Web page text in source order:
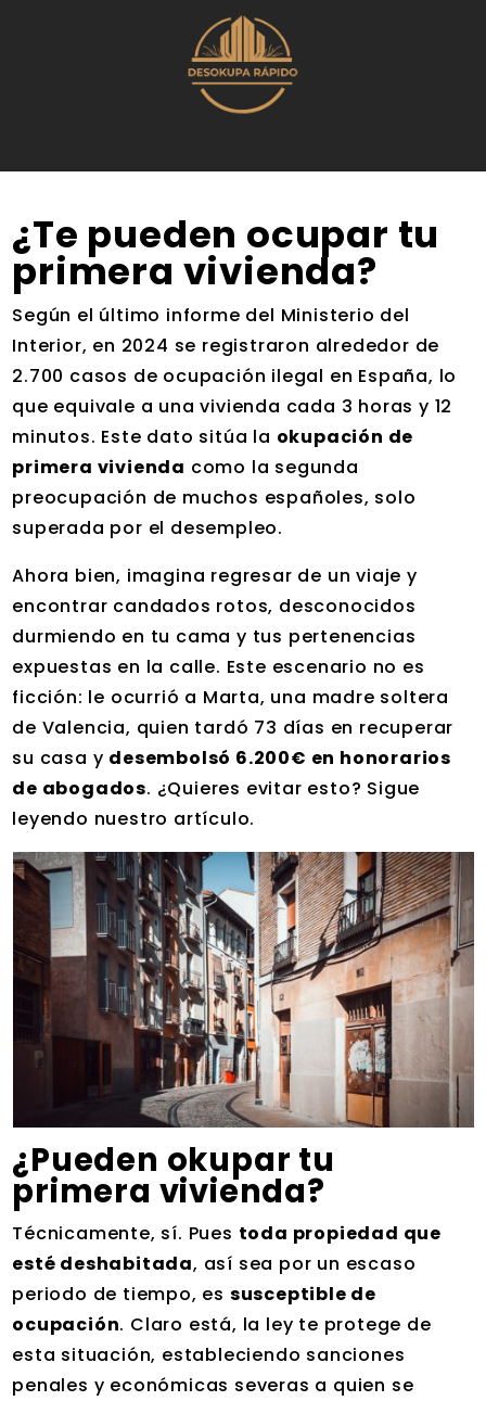
¿Te pueden ocupar tu
primera vivienda?
Según el último informe del Ministerio del
Interior, en 2024 se registraron alrededor de
2.700 casos de ocupación ilegal en España, lo
que equivale a una vivienda cada 3 horas y 12
minutos. Este dato sitúa la okupación de
primera vivienda como la segunda
preocupación de muchos españoles, solo
superada por el desempleo.
Ahora bien, imagina regresar de un viaje y
encontrar candados rotos, desconocidos
durmiendo en tu cama y tus pertenencias
expuestas en la calle. Este escenario no es
ficción: le ocurrió a Marta, una madre soltera
de Valencia, quien tardó 73 días en recuperar
su casa y desembolsó 6.200€ en honorarios
de abogados. ¿Quieres evitar esto? Sigue
leyendo nuestro artículo.
¿Pueden okupar tu
primera vivienda?
Técnicamente, sí. Pues toda propiedad que
esté deshabitada, así sea por un escaso
periodo de tiempo, es susceptible de
ocupación. Claro está, la ley te protege de
esta situación, estableciendo sanciones
penales y económicas severas a quien se